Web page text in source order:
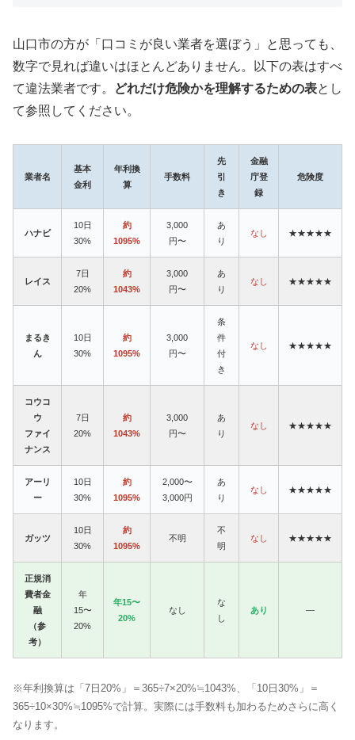
山口市の方が「口コミが良い業者を選ぼう」と思っても、
数字で見れば違いはほとんどありません。以下の表はすべ
て違法業者です。
どれだけ危険かを理解するための表とし
て参照してください。
業者名
基本
金利
年利換
算
手数料
先
引
き
金融
庁登
録
危険度
ハナビ
10日
30%
約
1095%
3,000
円〜
あ
り
なし ★★★★★
レイス
7日
20%
約
1043%
3,000
円〜
あ
り
なし ★★★★★
まるき
ん
10日
30%
約
1095%
3,000
円〜
条
件
付
き
なし ★★★★★
コウコ
ウ
ファイ
ナンス
7日
20%
約
1043%
3,000
円〜
あ
り
なし ★★★★★
アーリ
ー
10日
30%
約
1095%
2,000〜
3,000円
あ
り
なし ★★★★★
ガッツ
10日
30%
約
1095%
不明
不
明
なし ★★★★★
正規消
費者金
融
（参
考）
年
15〜
20%
年15〜
20%
なし
な
し
あり —
※年利換算は「7日20%」＝365÷7×20%≒1043%、「10日30%」＝
365÷10×30%≒1095%で計算。実際には手数料も加わるためさらに高く
なります。